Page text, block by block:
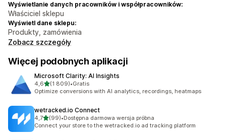
Wyświetlanie danych pracowników i współpracowników:
Właściciel sklepu
Wyświetl dane sklepu:
Produkty, zamówienia
Zobacz szczegóły
Więcej podobnych aplikacji
Microsoft Clarity: AI Insights
4,6na 5 gwiazdek
(1 809)
Łączna liczba recenzji: 1809
•Gratis
Optimize conversions with AI analytics, recordings, heatmaps
wetracked.io Connect
4,7na 5 gwiazdek
(99)
Łączna liczba recenzji: 99
•Dostępna darmowa wersja próbna
Connect your store to the wetracked.io ad tracking platform